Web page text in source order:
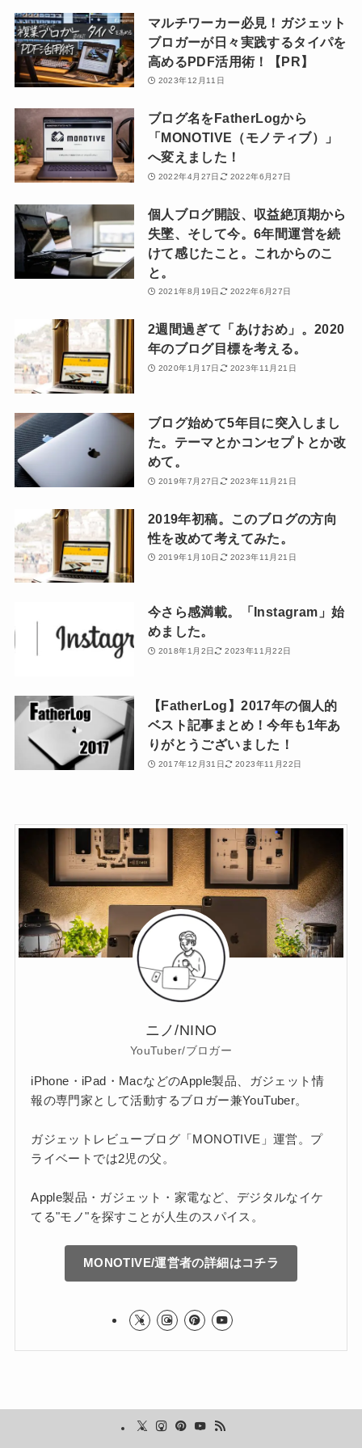
マルチワーカー必見！ガジェット
ブロガーが日々実践するタイパを
高めるPDF活用術！【PR】
2023年12月11日
ブログ名をFatherLogから
「MONOTIVE（モノティブ）」
へ変えました！
2022年4月27日 2022年6月27日
個人ブログ開設、収益絶頂期から
失墜、そして今。6年間運営を続
けて感じたこと。これからのこ
と。
2021年8月19日 2022年6月27日
2週間過ぎて「あけおめ」。2020
年のブログ目標を考える。
2020年1月17日 2023年11月21日
ブログ始めて5年目に突入しまし
た。テーマとかコンセプトとか改
めて。
2019年7月27日 2023年11月21日
2019年初稿。このブログの方向
性を改めて考えてみた。
2019年1月10日 2023年11月21日
今さら感満載。「Instagram」始
めました。
2018年1月2日 2023年11月22日
【FatherLog】2017年の個人的
ベスト記事まとめ！今年も1年あ
りがとうございました！
2017年12月31日 2023年11月22日
ニノ/NINO
YouTuber/ブロガー
iPhone・iPad・MacなどのApple製品、ガジェット情
報の専門家として活動するブロガー兼YouTuber。
ガジェットレビューブログ「MONOTIVE」運営。プ
ライベートでは2児の父。
Apple製品・ガジェット・家電など、デジタルなイケ
てる"モノ"を探すことが人生のスパイス。
MONOTIVE/運営者の詳細はコチラ